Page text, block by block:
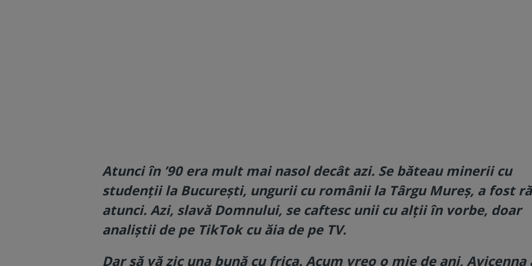
Atunci în ’90 era mult mai nasol decât azi. Se băteau minerii cu
studenții la București, ungurii cu românii la Târgu Mureș, a fost
atunci. Azi, slavă Domnului, se caftesc unii cu alții în vorbe, doar
analiștii de pe TikTok cu ăia de pe TV.
Dar să vă zic una bună cu frica. Acum vreo o mie de ani, Avicenna